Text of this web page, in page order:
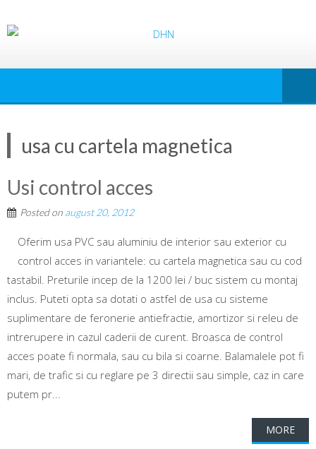
usa cu cartela magnetica
Usi control acces
Posted on august 20, 2012
Oferim usa PVC sau aluminiu de interior sau exterior cu
control acces in variantele: cu cartela magnetica sau cu cod
tastabil. Preturile incep de la 1200 lei / buc sistem cu montaj
inclus. Puteti opta sa dotati o astfel de usa cu sisteme
suplimentare de feronerie antiefractie, amortizor si releu de
intrerupere in cazul caderii de curent. Broasca de control
acces poate fi normala, sau cu bila si coarne. Balamalele pot fi
mari, de trafic si cu reglare pe 3 directii sau simple, caz in care
putem pr...
MORE